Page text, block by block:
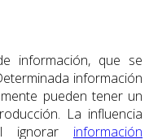
información, que se
información
pueden tener un
La influencia
ignorar información